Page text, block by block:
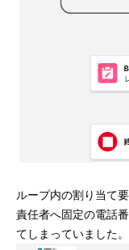
ループ内の割り当て
責任者へ固定の電話
てしまっていました。